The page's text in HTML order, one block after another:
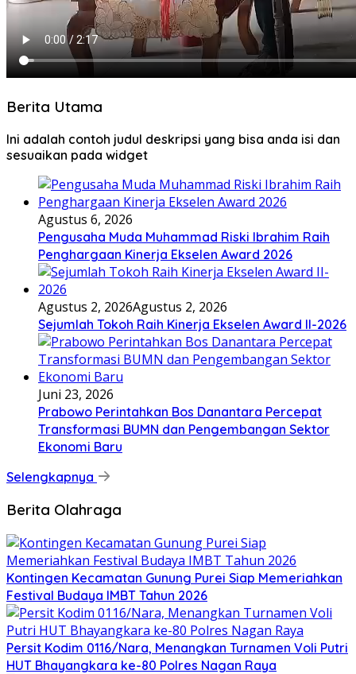
Berita Utama
Ini adalah contoh judul deskripsi yang bisa anda isi dan
sesuaikan pada widget
Agustus 6, 2026
Pengusaha Muda Muhammad Riski Ibrahim Raih
Penghargaan Kinerja Ekselen Award 2026
Agustus 2, 2026Agustus 2, 2026
Sejumlah Tokoh Raih Kinerja Ekselen Award II-2026
Juni 23, 2026
Prabowo Perintahkan Bos Danantara Percepat
Transformasi BUMN dan Pengembangan Sektor
Ekonomi Baru
Selengkapnya
Berita Olahraga
Kontingen Kecamatan Gunung Purei Siap Memeriahkan
Festival Budaya IMBT Tahun 2026
Persit Kodim 0116/Nara, Menangkan Turnamen Voli Putri
HUT Bhayangkara ke-80 Polres Nagan Raya